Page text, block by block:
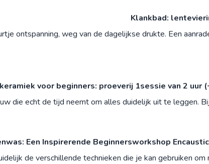
Klankbad:
ontspanning, weg van de dagelijkse drukte. Een
voor beginners: proeverij 1sessie van 2 uur
die echt de tijd neemt om alles duidelijk uit te leggen.
Een Inspirerende Beginnersworkshop
de verschillende technieken die je kan gebruiken